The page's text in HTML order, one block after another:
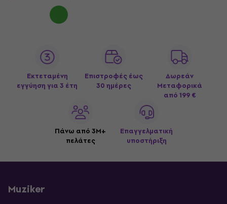
Εκτεταμένη
εγγύηση για 3 έτη
Επιστροφές έως
30 ημέρες
Δωρεάν
Μεταφορικά
από 199 €
Πάνω από 3M+
πελάτες
Επαγγελματική
υποστήριξη
Muziker